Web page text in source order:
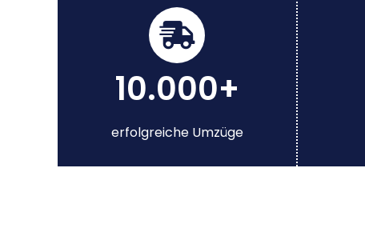
10.000+
erfolgreiche Umzüge